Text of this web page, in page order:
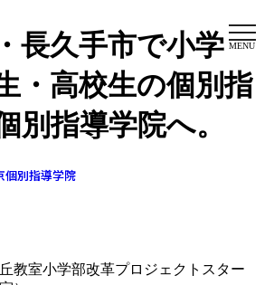
長久手市で小学
・高校生の個別指
別指導学院へ。
別指導学院
MENU
教室小学部改革プロジェクトスター